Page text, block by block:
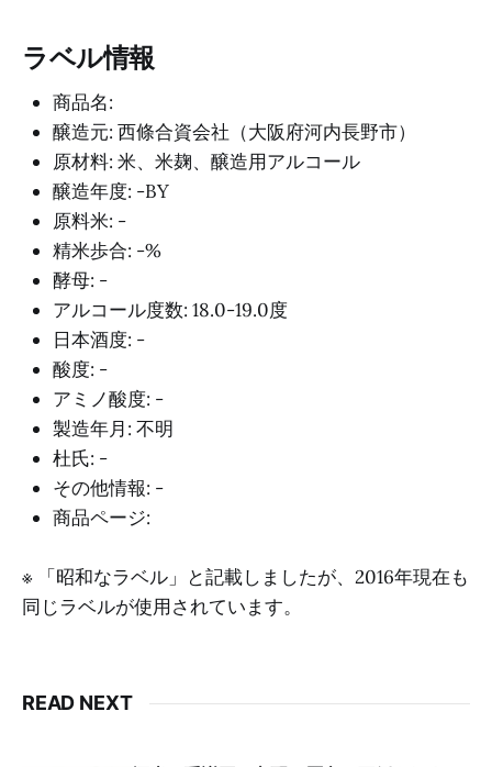
ラベル情報
商品名:
醸造元: 西條合資会社（大阪府河内長野市）
原材料: 米、米麹、醸造用アルコール
醸造年度: -BY
原料米: -
精米歩合: -%
酵母: -
アルコール度数: 18.0-19.0度
日本酒度: -
酸度: -
アミノ酸度: -
製造年月: 不明
杜氏: -
その他情報: -
商品ページ:
※ 「昭和なラベル」と記載しましたが、2016年現在も
同じラベルが使用されています。
READ NEXT